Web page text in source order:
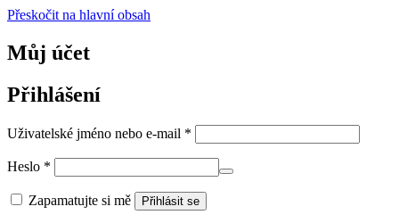
Přeskočit na hlavní obsah
Můj účet
Přihlášení
Uživatelské jméno nebo e-mail *
Heslo *
Zapamatujte si mě Přihlásit se